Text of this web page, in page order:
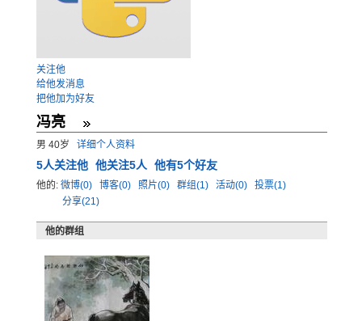
关注他
给他发消息
把他加为好友
冯亮
男 40岁 详细个人资料
5人关注他 他关注5人 他有5个好友
他的: 微博(0) 博客(0) 照片(0) 群组(1) 活动(0)
投票(1)
分享(21)
他的群组